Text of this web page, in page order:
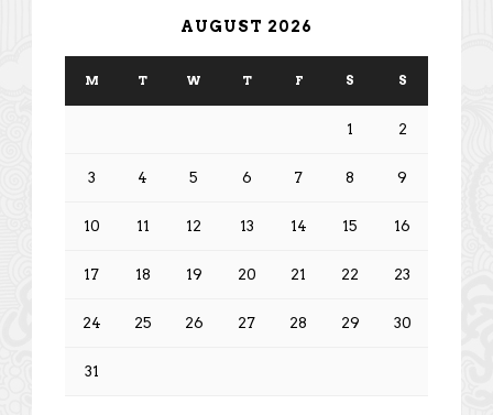
AUGUST 2026
M T W T F S S
1 2
3 4 5 6 7 8 9
10 11 12 13 14 15 16
17 18 19 20 21 22 23
24 25 26 27 28 29 30
31